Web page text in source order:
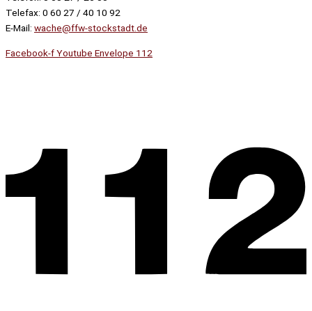
Telefax: 0 60 27 / 40 10 92
E-Mail: wache@ffw-stockstadt.de
Facebook-fYoutube Envelope 112